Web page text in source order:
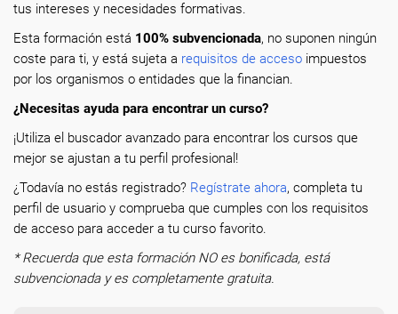
tus intereses y necesidades formativas.
Esta formación está 100% subvencionada, no suponen ningún
coste para ti, y está sujeta a requisitos de acceso impuestos
por los organismos o entidades que la financian.
¿Necesitas ayuda para encontrar un curso?
¡Utiliza el buscador avanzado para encontrar los cursos que
mejor se ajustan a tu perfil profesional!
¿Todavía no estás registrado? Regístrate ahora, completa tu
perfil de usuario y comprueba que cumples con los requisitos
de acceso para acceder a tu curso favorito.
* Recuerda que esta formación NO es bonificada, está
subvencionada y es completamente gratuita.